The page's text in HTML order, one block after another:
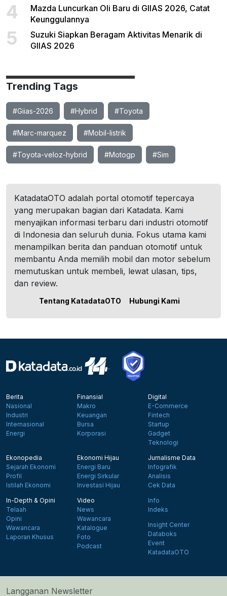
4
Mazda Luncurkan Oli Baru di GIIAS 2026, Catat
Keunggulannya
5
Suzuki Siapkan Beragam Aktivitas Menarik di
GIIAS 2026
Trending Tags
#Giias-2026 #Hybrid #Toyota
#Marc-marquez #Mobil-listrik
#Toyota-veloz-hybrid #Motogp #Sim
KatadataOTO adalah portal otomotif tepercaya
yang merupakan bagian dari Katadata. Kami
menyajikan informasi terbaru dari industri otomotif
di Indonesia dan seluruh dunia. Fokus utama kami
menampilkan berita dan panduan otomotif untuk
membantu Anda memilih mobil dan motor sebelum
memutuskan untuk membeli, lewat ulasan, tips,
dan review.
Tentang KatadataOTO Hubungi Kami
Berita
Nasional
Industri
Internasional
Energi
Finansial
Makro
Keuangan
Bursa
Korporasi
Digital
E-Commerce
Fintech
Startup
Gadget
Teknologi
Ekonopedia
Sejarah Ekonomi
Profil
Istilah Ekonomi
Ekonomi Hijau
Energi Baru
Energi Sirkular
Investasi Hijau
Jurnalisme Data
Infografik
Analisis
Cek Data
In-Depth & Opini
Telaah
Opini
Wawancara
Laporan Khusus
Video
News
Wawancara
Katalogue
Foto
Podcast
Info
Indeks
Insight Center
Databoks
Event
KatadataOTO
Langganan Newsletter